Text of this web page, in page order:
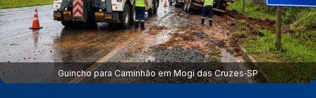
Guincho para Caminhão em Mogi das Cruzes‑SP